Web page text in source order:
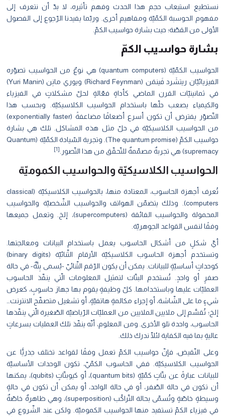
نستطيع استيعاب حجم هذا الحدث وفهم تأثيره، لا بدّ أن نتعرف إلى
مفهوم الحوسبة الكمّيّة ومفاهيم أخرى. وربّما يفيدنا الرّجوع إلى الفصول
اﻷولى من القصّة؛ حيث بشارة حواسيب الكمّ.
بشارة حواسيب الكمّ
الحواسيب الكمّيّة (quantum computers) هي نوعٌ من الحواسيب تصوّره
الفيزيائيّان ريتشَرد فَينمَن (Richard Feynman) ويوري مانِن (Yuri Manin)
في ثمانينيّات القرن الماضي كأداةٍ فعّالةٍ لحلّ مشكلاتٍ في الفيزياء
والكيمياء يصعب حلّها باستخدام الحواسيب الكلاسيكيّة. وبحسب هذا
التّصوّر يفترض أن تكون أسرع أضعافًا مضاعفةً (exponentially faster)
من الحواسيب الكلاسيكيّة في حلّ مثل هذه المشاكل. تلك هي بشارة
حواسيب الكمّ (The quantum promise). وتجربة السّيادة الكمّيّة (Quantum
supremacy) هي تجربةٌ مصمّمةٌ للتّحقّق من هذا التّصور.
[1]
الحواسيب الكلاسيكيّة والحواسيب الكموميّة
تُعرف أجهزة الحاسوب، المعتادة منها، بالحواسيب الكلاسيكيّة (classical
computers). وذلك يتضمّن الهواتف والحواسيب الشّخصيّة والحواسيب
المحمولة والحواسيب الفائقة (supercomputers)، إلخ. وتعمل جميعها
وفقًا لنفس القواعد الجوهريّة.
أيّ شكلٍ من أشكال الحاسوب يعمل باستخدام البيانات ومعالجتها.
وتستخدم أجهزة الحاسوب الكلاسيكيّة الأرقام الثّنائيّة (binary digits)
كوحداتٍ أساسيّةٍ للبيانات. يمكن أن يكون الرّقم الثّنائيّ -يُسمى بِتَّةٌ- في حالة
صفرٍ أو واحدٍ. تُستخدم البتّات لتمثيل المعلومات الّتي ينفّذ الحاسوب
العمليّات عليها وباستخدامها. كلّ وظيفةٍ يقوم بها جهاز حاسوبٍ، كعرض
شيءٍ ما على الشّاشة، أو إجراء مكالمةٍ هاتفيّةٍ، أو تشغيل متصفّح الانترنت…
إلخ؛ تُقسَّم إلى ملايين الملايين من العمليّات الرّياضيّة الصّغيرة الّتي ينفّذها
الحاسوب، واحدة تلو الأخرى. ومن المعلوم، أنّه ينفّذ تلك العمليات بسرعاتٍ
عاليةٍ بما فيه الكفاية لئلّا ندرك ذلك.
وعلى النّقيض، فإنّ حواسيب الكمّ تعمل وفقًا لقواعد تختلف جذريًّا عن
الحواسيب الكلاسيكيّة. ففي الحاسوب الكمّيّ، تكون الوحدات اﻷساسيّة
للبيانات عبارةً عن بتّاتٍ كمّيّةٍ (quantum bits)، أو كيوبتّاتٍ (qubits)، يمكنها
أن تكون في حالة الصّفر، أو في حالة الواحد، أو يمكن أن تكون في حالةٍ
وسيطةٍ خاصّةٍ وتُسمّى بحالة التّراكُب (superposition)، وهي ظاهرةٌ خاصّةٌ
في فيزياء الكمّ تستفيد منها الحواسيب الكموميّة. ولكن عند الشّروع في